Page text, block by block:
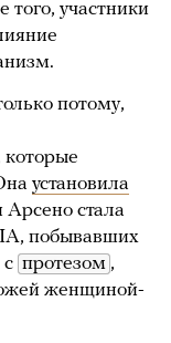
участники
потому,
установила
Арсено стала
побывавших
протезом ,
женщиной-